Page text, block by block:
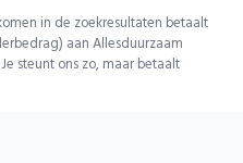
in de zoekresultaten betaalt
aan Allesduurzaam
steunt ons zo, maar betaalt